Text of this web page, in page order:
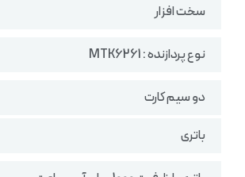
سخت افزار
نوع پردازنده : MTK6261
دو سیم کارت
باتری